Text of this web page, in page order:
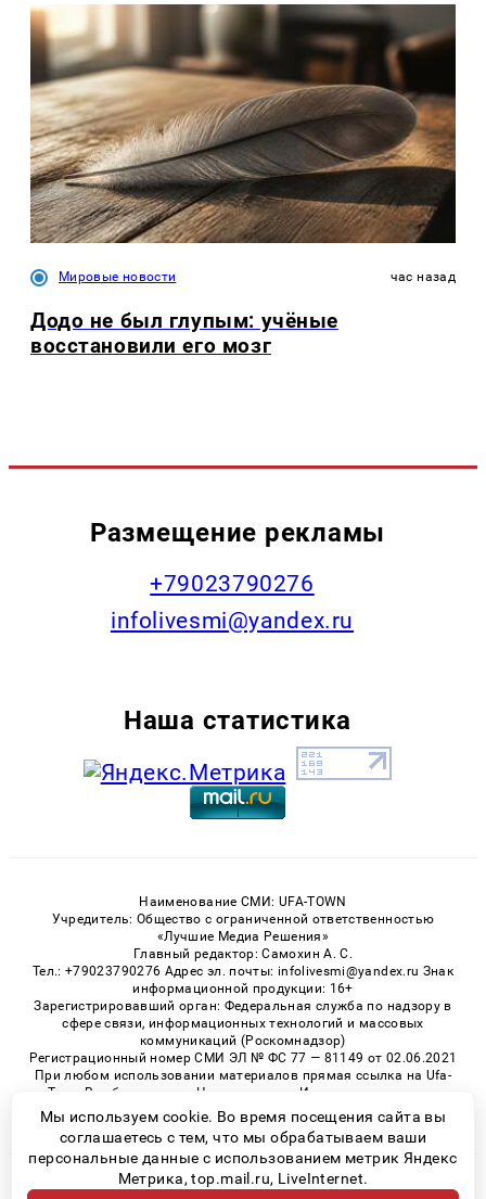
Мировые новости час назад
Додо не был глупым: учёные
восстановили его мозг
Размещение рекламы
+79023790276
infolivesmi@yandex.ru
Наша статистика
Наименование СМИ: UFA-TOWN
Учредитель: Общество с ограниченной ответственностью
«Лучшие Медиа Решения»
Главный редактор: Самохин А. С.
Тел.: +79023790276 Адрес эл. почты: infolivesmi@yandex.ru Знак
информационной продукции: 16+
Зарегистрировавший орган: Федеральная служба по надзору в
сфере связи, информационных технологий и массовых
коммуникаций (Роскомнадзор)
Регистрационный номер СМИ ЭЛ № ФС 77 — 81149 от 02.06.2021
При любом использовании материалов прямая ссылка на Ufa-
Town.Ru обязательна. Цитирование в Интернете возможно
только при наличии письменного разрешения.
© 2026 «Ufa-Town» | Все права защищены
Мы используем cookie. Во время посещения сайта вы
соглашаетесь с тем, что мы обрабатываем ваши
персональные данные с использованием метрик Яндекс
Метрика, top.mail.ru, LiveInternet.